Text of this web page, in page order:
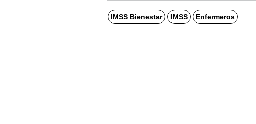
IMSS Bienestar IMSS Enfermeros